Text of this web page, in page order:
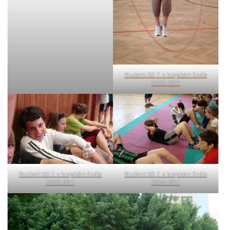
Studenti SG 7. v krajském finále
OVOV 2011
Studenti SG 7. v krajském finále
OVOV 2011
Studenti SG 7. v krajském finále
OVOV 2011